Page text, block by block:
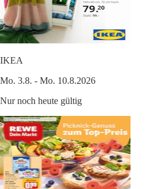
IKEA
Mo. 3.8. - Mo. 10.8.2026
Nur noch heute gültig